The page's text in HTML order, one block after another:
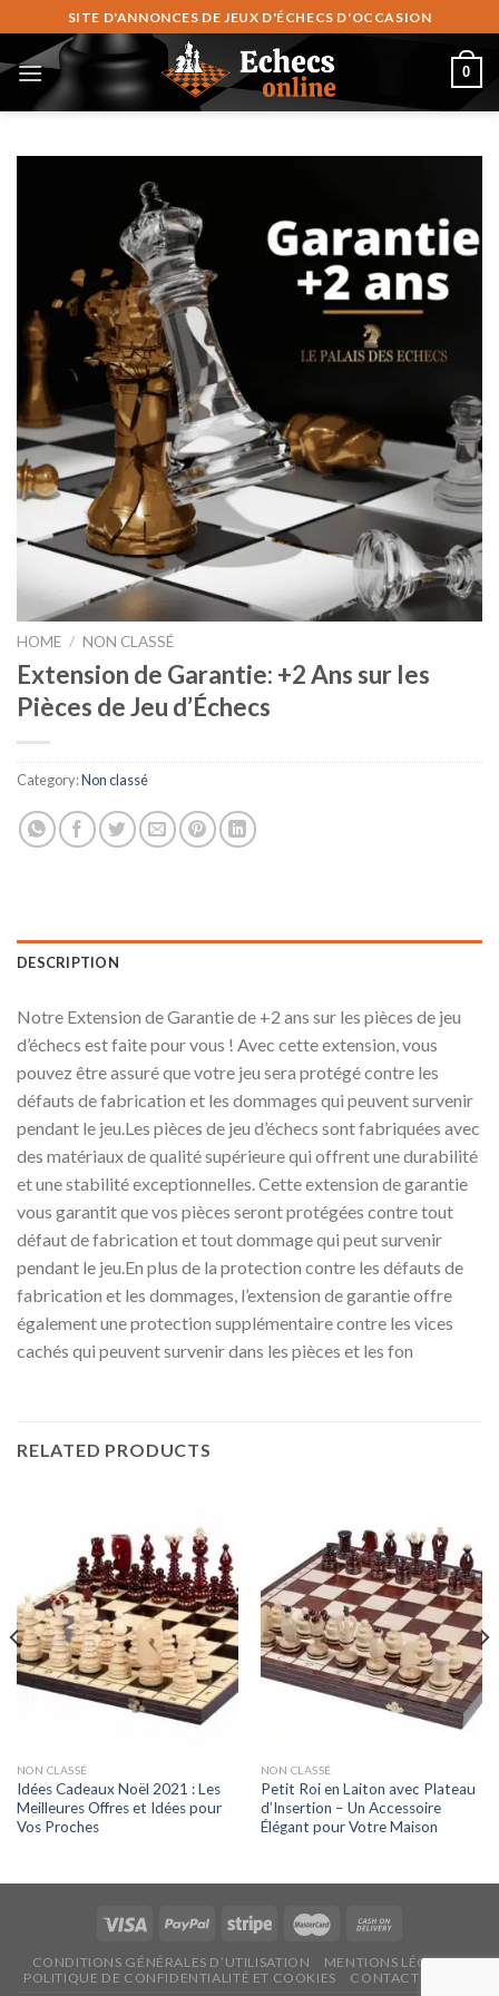
to
content
SITE D'ANNONCES DE JEUX D'ÉCHECS D'OCCASION
0
HOME / NON CLASSÉ
Extension de Garantie: +2 Ans sur les
Pièces de Jeu d’Échecs
Category:Non classé
DESCRIPTION
Notre Extension de Garantie de +2 ans sur les pièces de jeu
d’échecs est faite pour vous ! Avec cette extension, vous
pouvez être assuré que votre jeu sera protégé contre les
défauts de fabrication et les dommages qui peuvent survenir
pendant le jeu.Les pièces de jeu d’échecs sont fabriquées avec
des matériaux de qualité supérieure qui offrent une durabilité
et une stabilité exceptionnelles. Cette extension de garantie
vous garantit que vos pièces seront protégées contre tout
défaut de fabrication et tout dommage qui peut survenir
pendant le jeu.En plus de la protection contre les défauts de
fabrication et les dommages, l’extension de garantie offre
également une protection supplémentaire contre les vices
cachés qui peuvent survenir dans les pièces et les fon
RELATED PRODUCTS
NON CLASSÉ
Idées Cadeaux Noël 2021 : Les
Meilleures Offres et Idées pour
Vos Proches
NON CLASSÉ
Petit Roi en Laiton avec Plateau
d’Insertion – Un Accessoire
Élégant pour Votre Maison
CONDITIONS GÉNÉRALES D’UTILISATION
MENTIONS LÉGALES
POLITIQUE DE CONFIDENTIALITÉ ET COOKIES
CONTACTEZ NOUS